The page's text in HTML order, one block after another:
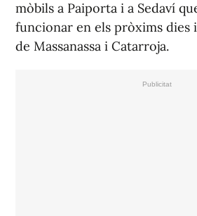
mòbils a Paiporta i a Sedaví
funcionar en els pròxims dies
de Massanassa i Catarroja.